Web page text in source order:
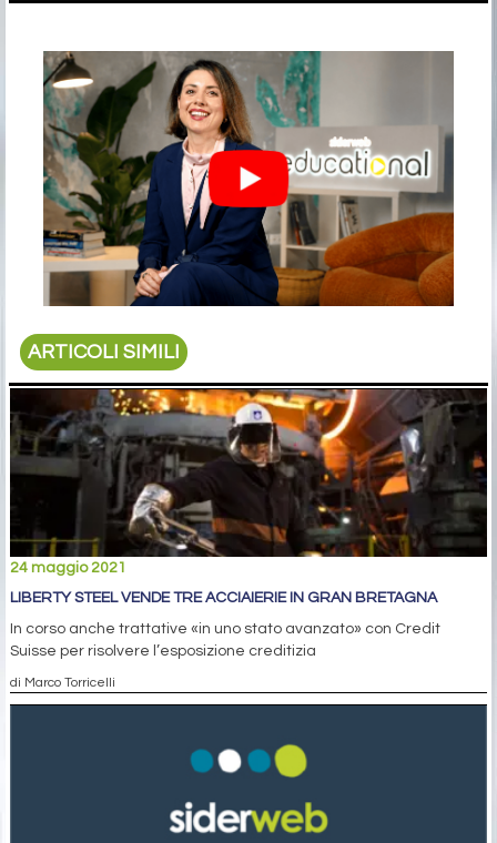
ARTICOLI SIMILI
24 maggio 2021
LIBERTY STEEL VENDE TRE ACCIAIERIE IN GRAN BRETAGNA
In corso anche trattative «in uno stato avanzato» con Credit
Suisse per risolvere l’esposizione creditizia
di Marco Torricelli